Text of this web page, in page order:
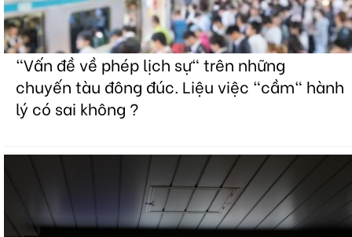
"Vấn đề về phép lịch sự" trên những
chuyến tàu đông đúc. Liệu việc "cầm" hành
lý có sai không ?